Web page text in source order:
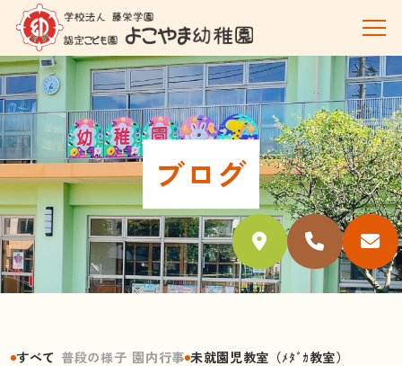
ブログ
すべて 普段の様子 園内行事 未就園児教室（ﾒﾀﾞｶ教室）